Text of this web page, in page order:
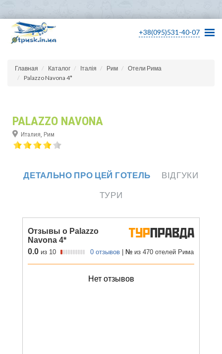
+38(095)531-40-07
Главная Каталог Італія Рим
Отели Рима
Palazzo Navona 4*
PALAZZO NAVONA
Италия, Рим
ДЕТАЛЬНО ПРО ЦЕЙ ГОТЕЛЬ
ВІДГУКИ
ТУРИ